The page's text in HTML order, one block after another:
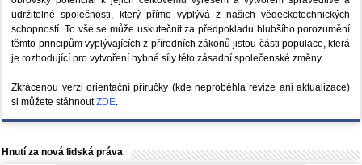
udržitelné společnosti, který přímo vyplývá z našich vědeckotechnických
schopností. To vše se může uskutečnit za předpokladu hlubšího porozumění
těmto principům vyplývajících z přírodních zákonů jistou části populace, která
je rozhodující pro vytvoření hybné síly této zásadní společenské změny.
Zkrácenou verzi orientační příručky (kde neproběhla revize ani aktualizace)
si můžete stáhnoutZDE.
Hnutí za nová lidská práva